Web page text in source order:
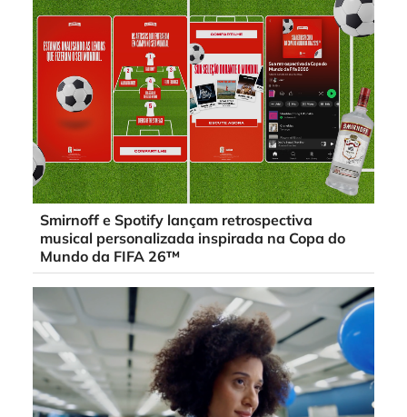
Smirnoff e Spotify lançam retrospectiva
musical personalizada inspirada na Copa do
Mundo da FIFA 26™